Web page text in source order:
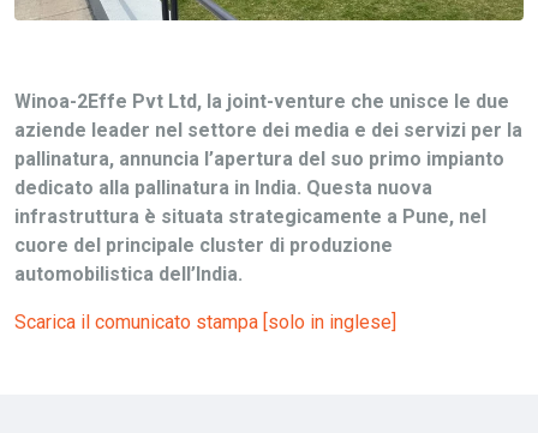
Winoa-2Effe Pvt Ltd, la joint-venture che unisce le due
aziende leader nel settore dei media e dei servizi per la
pallinatura, annuncia l’apertura del suo primo impianto
dedicato alla pallinatura in India. Questa nuova
infrastruttura è situata strategicamente a Pune, nel
cuore del principale cluster di produzione
automobilistica dell’India.
Scarica il comunicato stampa [solo in inglese]